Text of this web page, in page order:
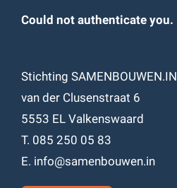
Could not authenticate you.
Stichting SAMENBOUWEN.IN
van der Clusenstraat 6
5553 EL Valkenswaard
T. 085 250 05 83
E. info@samenbouwen.in